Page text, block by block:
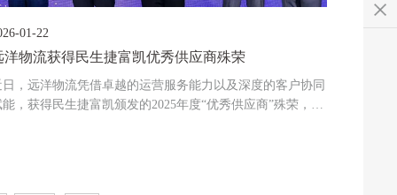
01-22
洋物流获得民生捷富凯优秀供应商殊荣
日，远洋物流凭借卓越的运营服务能力以及深度的客户协同
能，获得民生捷富凯颁发的2025年度“优秀供应商”殊荣，并